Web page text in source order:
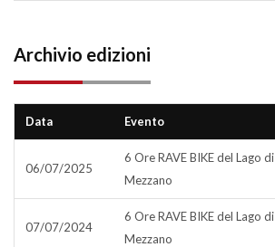
Archivio edizioni
Data Evento
06/07/2025
6 Ore RAVE BIKE del Lago di
Mezzano
07/07/2024
6 Ore RAVE BIKE del Lago di
Mezzano